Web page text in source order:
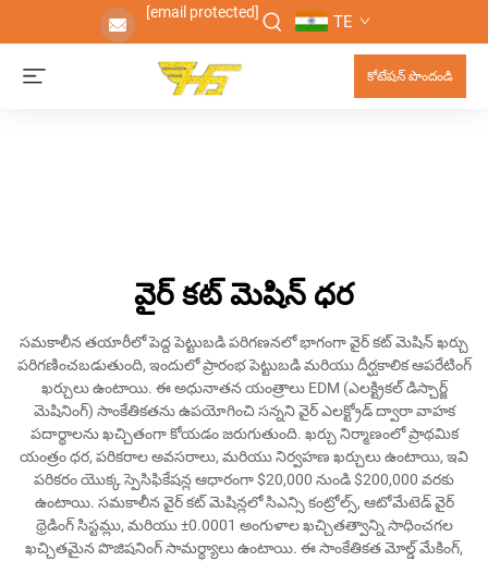
[email protected] TE
కోటేషన్ పొందండి
వైర్ కట్ మెషిన్ ధర
సమకాలీన తయారీలో పెద్ద పెట్టుబడి పరిగణనలో భాగంగా వైర్ కట్ మెషిన్ ఖర్చు
పరిగణించబడుతుంది, ఇందులో ప్రారంభ పెట్టుబడి మరియు దీర్ఘకాలిక ఆపరేటింగ్
ఖర్చులు ఉంటాయి. ఈ అధునాతన యంత్రాలు EDM (ఎలక్ట్రికల్ డిస్చార్జ్
మెషినింగ్) సాంకేతికతను ఉపయోగించి సన్నని వైర్ ఎలక్ట్రోడ్ ద్వారా వాహక
పదార్థాలను ఖచ్చితంగా కోయడం జరుగుతుంది. ఖర్చు నిర్మాణంలో ప్రాథమిక
యంత్రం ధర, పరికరాల అవసరాలు, మరియు నిర్వహణ ఖర్చులు ఉంటాయి, ఇవి
పరికరం యొక్క స్పెసిఫికేషన్ల ఆధారంగా $20,000 నుండి $200,000 వరకు
ఉంటాయి. సమకాలీన వైర్ కట్ మెషిన్లలో సిఎన్సి కంట్రోల్స్, ఆటోమేటెడ్ వైర్
థ్రెడింగ్ సిస్టమ్లు, మరియు ±0.0001 అంగుళాల ఖచ్చితత్వాన్ని సాధించగల
ఖచ్చితమైన పొజిషనింగ్ సామర్థ్యాలు ఉంటాయి. ఈ సాంకేతికత మోల్డ్ మేకింగ్,